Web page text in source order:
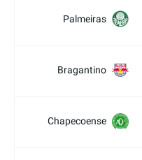
Palmeiras
Bragantino
Chapecoense